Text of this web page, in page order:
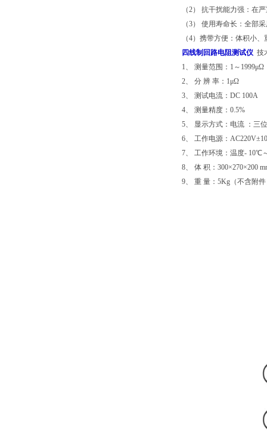
（2） 抗干扰能力强：在
（3） 使用寿命长：全部
（4）携带方便：体积小、
四线制回路电阻测试仪 技
1、 测量范围：1～1999μΩ
2、 分 辨 率：1μΩ
3、 测试电流：DC 100A
4、 测量精度：0.5%
5、 显示方式：电流 ：
6、 工作电源：
7、 工作环境：温度-
8、 体 积：300×270×200
9、 重 量：5Kg（不含附